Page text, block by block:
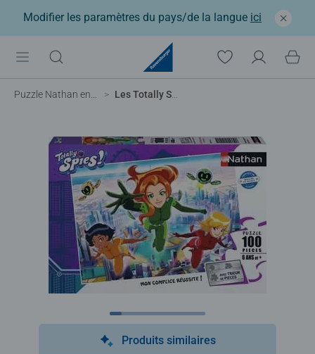
Modifier les paramètres du pays/de la langue ici
Puzzle Nathan enfant Les Totally Spies en mission
Produits similaires